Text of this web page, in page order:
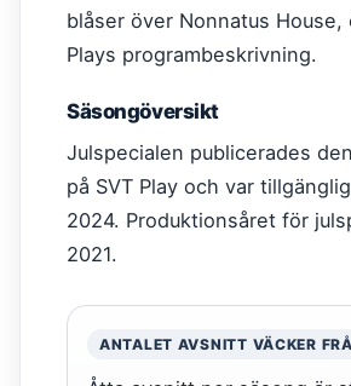
blåser över Nonnatus House,
Plays programbeskrivning.
Säsongöversikt
Julspecialen publicerades
på SVT Play och var
2024. Produktionsåret för
2021.
ANTALET AVSNITT VÄCKER